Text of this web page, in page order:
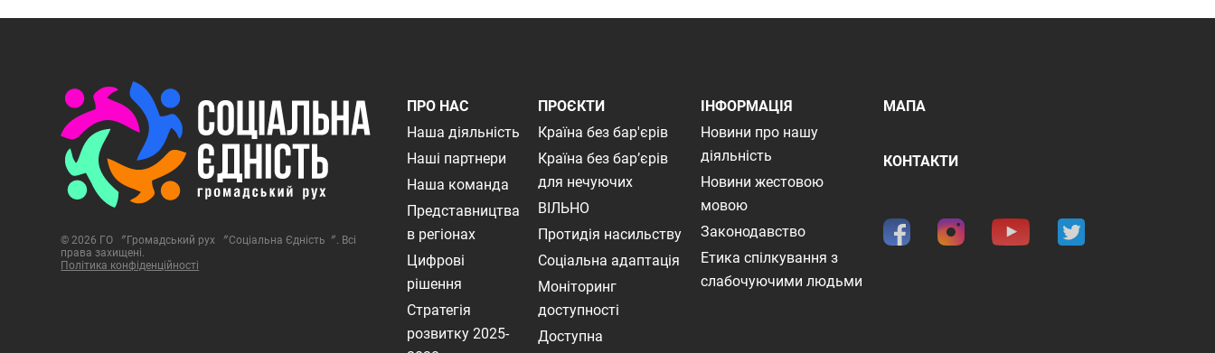
© 2026 ГО 〞Громадський рух 〞Соціальна Єдність〞. Всі
права захищені.
Політика конфіденційності
ПРО НАС
Наша діяльність
Наші партнери
Наша команда
Представництва
в регіонах
Цифрові
рішення
Стратегія
розвитку 2025-
ПРОЄКТИ
Країна без бар'єрів
Країна без бар’єрів
для нечуючих
ВІЛЬНО
Протидія насильству
Соціальна адаптація
Моніторинг
доступності
Доступна
ІНФОРМАЦІЯ
Новини про нашу
діяльність
Новини жестовою
мовою
Законодавство
Етика спілкування з
слабочуючими людьми
МАПА
КОНТАКТИ